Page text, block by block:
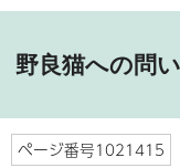
野良猫への問
ページ番号1021415